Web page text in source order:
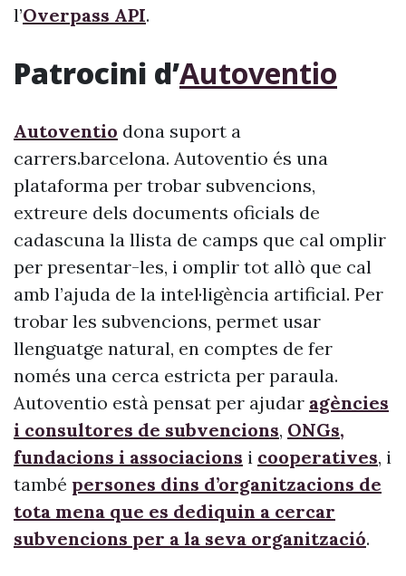
l’Overpass API.
Patrocini d’Autoventio
Autoventio dona suport a
carrers.barcelona. Autoventio és una
plataforma per trobar subvencions,
extreure dels documents oficials de
cadascuna la llista de camps que cal omplir
per presentar-les, i omplir tot allò que cal
amb l’ajuda de la intel·ligència artificial. Per
trobar les subvencions, permet usar
llenguatge natural, en comptes de fer
només una cerca estricta per paraula.
Autoventio està pensat per ajudar agències
i consultores de subvencions, ONGs,
fundacions i associacions i cooperatives, i
també persones dins d’organitzacions de
tota mena que es dediquin a cercar
subvencions per a la seva organització.